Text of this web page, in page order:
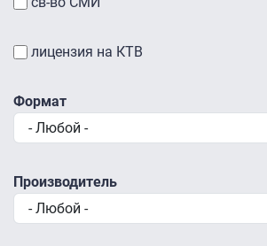
лицензия на КТВ
Формат
Производитель